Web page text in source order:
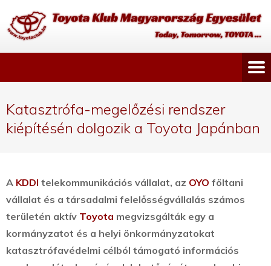
Katasztrófa-megelőzési rendszer
kiépítésén dolgozik a Toyota Japánban
A KDDI telekommunikációs vállalat, az OYO föltani
vállalat és a társadalmi felelősségvállalás számos
területén aktív Toyota megvizsgálták egy a
kormányzatot és a helyi önkormányzatokat
katasztrófavédelmi célból támogató információs